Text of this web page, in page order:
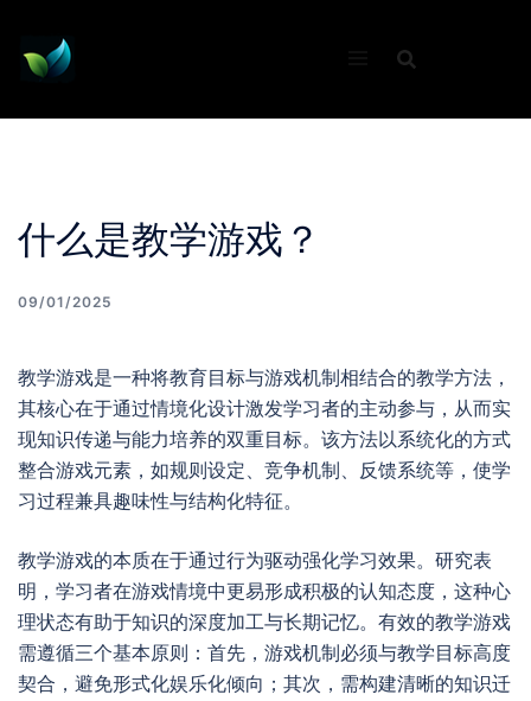
content
什么是教学游戏？
09/01/2025
教学游戏是一种将教育目标与游戏机制相结合的教学方法，
其核心在于通过情境化设计激发学习者的主动参与，从而实
现知识传递与能力培养的双重目标。该方法以系统化的方式
整合游戏元素，如规则设定、竞争机制、反馈系统等，使学
习过程兼具趣味性与结构化特征。
教学游戏的本质在于通过行为驱动强化学习效果。研究表
明，学习者在游戏情境中更易形成积极的认知态度，这种心
理状态有助于知识的深度加工与长期记忆。有效的教学游戏
需遵循三个基本原则：首先，游戏机制必须与教学目标高度
契合，避免形式化娱乐化倾向；其次，需构建清晰的知识迁